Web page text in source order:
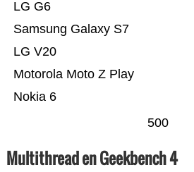
Nokia 6
Motorola Moto Z Play
LG V20
Samsung Galaxy S7
LG G6
500
Multithread en Geekbench 4